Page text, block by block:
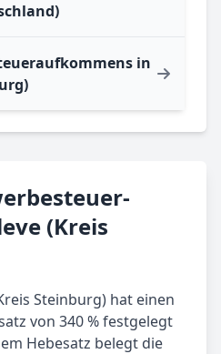
in
(Kreis
Steinburg) hat einen
von 340 % festgelegt
Hebesatz belegt die